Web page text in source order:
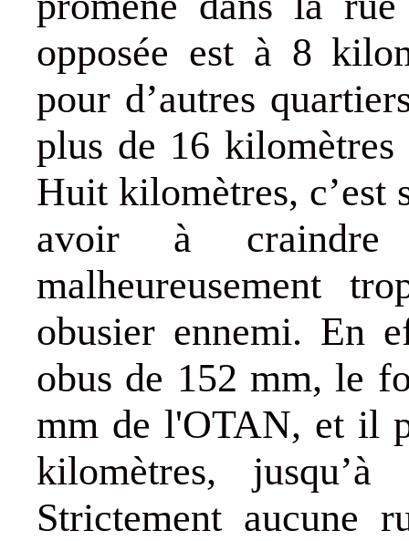
opposée est à 8
pour d’autres
plus de 16
Huit kilomètres, c’est
avoir à
malheureusement
obusier ennemi. En
obus de 152 mm, le
mm de l'OTAN, et il
kilomètres,
Strictement aucune